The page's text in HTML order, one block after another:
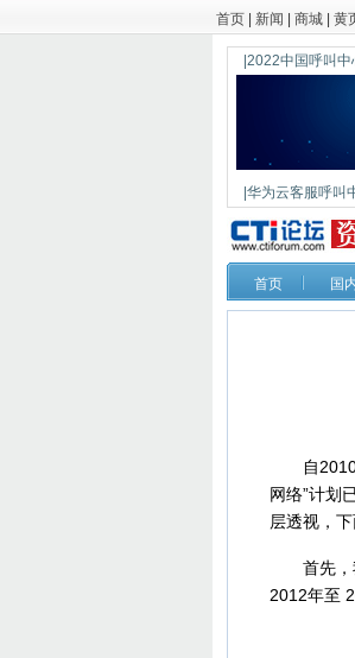
首页 新闻 商城 黄
|2022中国呼叫
|华为云客服呼叫
|鼎信通达新一代
首页 国
自2010
网络”计划
层透视，
首先，我
2012年至